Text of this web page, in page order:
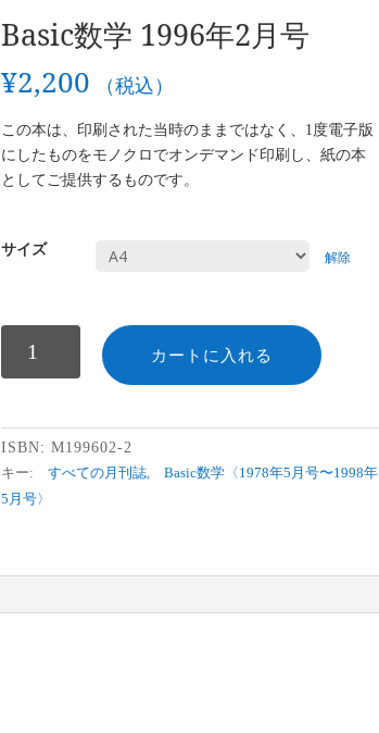
Basic数学 1996年2月号
¥2,200 （税込）
この本は、印刷された当時のままではなく、1度電子版
にしたものをモノクロでオンデマンド印刷し、紙の本
としてご提供するものです。
サイズ
解除
カートに入れる
ISBN:M199602-2
キー: すべての月刊誌
Basic数学〈1978年5月号〜1998年
5月号〉